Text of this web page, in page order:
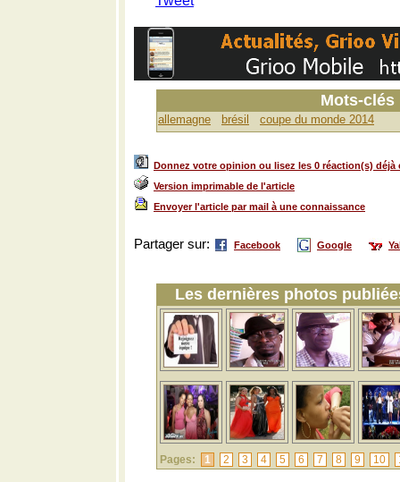
Mots-clés
allemagne brésil coupe du monde 2014
Donnez votre opinion ou lisez les 0 réaction(s) déjà
Version imprimable de l'article
Envoyer l'article par mail à une connaissance
Partager sur: Facebook Google
Les dernières photos
Pages: 1 2 3 4 5 6 7 8 9 10